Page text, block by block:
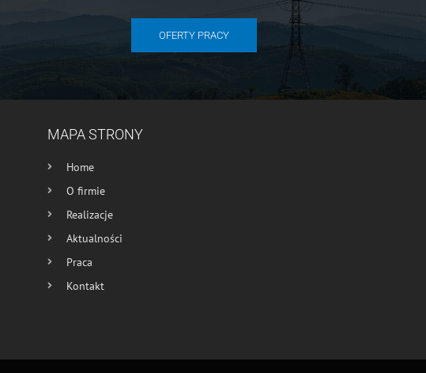
OFERTY PRACY
MAPA STRONY
Home
O firmie
Realizacje
Aktualności
Praca
Kontakt